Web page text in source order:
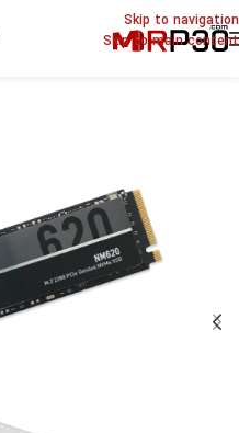
Skip to navigation
Skip to main content